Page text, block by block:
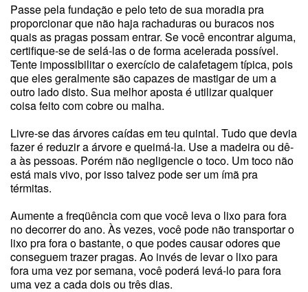
Passe pela fundação e pelo teto de sua moradia pra
proporcionar que não haja rachaduras ou buracos nos
quais as pragas possam entrar. Se você encontrar alguma,
certifique-se de selá-las o de forma acelerada possível.
Tente impossibilitar o exercício de calafetagem típica, pois
que eles geralmente são capazes de mastigar de um a
outro lado disto. Sua melhor aposta é utilizar qualquer
coisa feito com cobre ou malha.
Livre-se das árvores caídas em teu quintal. Tudo que devia
fazer é reduzir a árvore e queimá-la. Use a madeira ou dê-
a às pessoas. Porém não negligencie o toco. Um toco não
está mais vivo, por isso talvez pode ser um ímã pra
térmitas.
Aumente a freqüência com que você leva o lixo para fora
no decorrer do ano. Às vezes, você pode não transportar o
lixo pra fora o bastante, o que podes causar odores que
conseguem trazer pragas. Ao invés de levar o lixo para
fora uma vez por semana, você poderá levá-lo para fora
uma vez a cada dois ou três dias.